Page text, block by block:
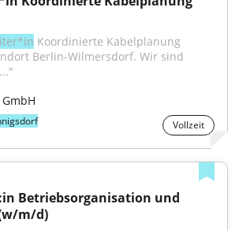
Koordinierte Kabelplanung
Berlin-Wilmersdorf. Wir sind
Vollzeit
:in Betriebsorganisation und
m/d)